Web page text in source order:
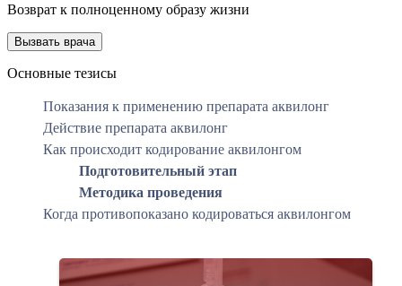
Возврат к полноценному образу жизни
Вызвать врача
Основные тезисы
Показания к применению препарата аквилонг
Действие препарата аквилонг
Как происходит кодирование аквилонгом
Подготовительный этап
Методика проведения
Когда противопоказано кодироваться аквилонгом